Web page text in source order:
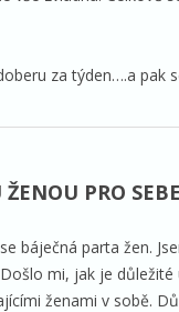
za týden….a pak
PRO
báječná parta žen.
mi, jak je
ženami v sobě.